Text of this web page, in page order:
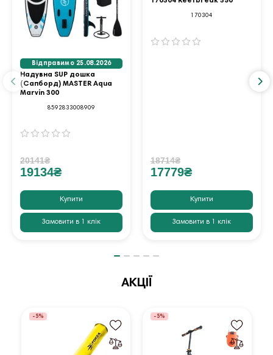
Відправимо 25.08.2026
Надувна SUP дошка
(Сапборд) MASTER Aqua
Marvin 300
8592833008909
20141₴
19134₴
Купити
Замовити в 1 клік
170304
18714₴
17779₴
Купити
Замовити в 1 клік
АКЦІЇ
-5% -5%